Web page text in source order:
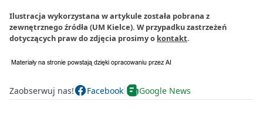
Ilustracja wykorzystana w artykule została pobrana z
zewnętrznego źródła (UM Kielce). W przypadku zastrzeżeń
dotyczących praw do zdjęcia prosimy o kontakt.
Zaobserwuj nas! Facebook Google News